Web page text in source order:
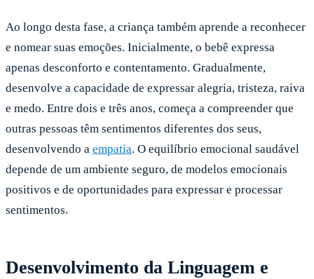
Ao longo desta fase, a criança também aprende a reconhecer
e nomear suas emoções. Inicialmente, o bebê expressa
apenas desconforto e contentamento. Gradualmente,
desenvolve a capacidade de expressar alegria, tristeza, raiva
e medo. Entre dois e três anos, começa a compreender que
outras pessoas têm sentimentos diferentes dos seus,
desenvolvendo a empatia. O equilíbrio emocional saudável
depende de um ambiente seguro, de modelos emocionais
positivos e de oportunidades para expressar e processar
sentimentos.
Desenvolvimento da Linguagem e